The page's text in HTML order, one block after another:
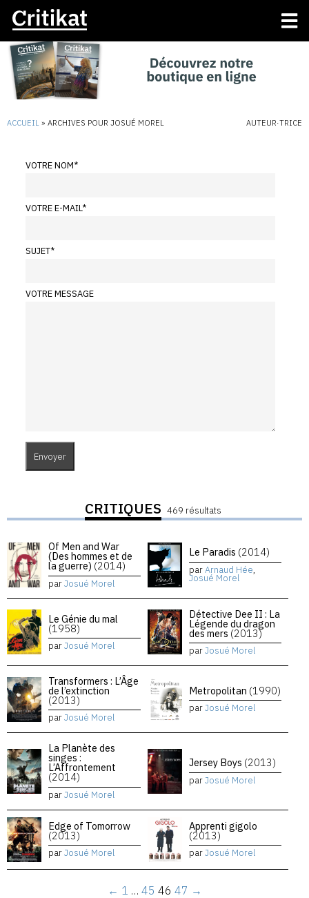
ACCUEIL » ARCHIVES POUR JOSUÉ MOREL AUTEUR·TRICE
VOTRE NOM*
VOTRE E-MAIL*
SUJET*
VOTRE MESSAGE
CRITIQUES 469 résultats
Of Men and War
(Des hommes et de
la guerre) (2014)
parJosué Morel
Le Paradis (2014)
parArnaud Hée,
Josué Morel
Le Génie du mal
(1958)
parJosué Morel
Détective Dee II : La
Légende du dragon
des mers (2013)
parJosué Morel
Transformers : L’Âge
de l’extinction
(2013)
parJosué Morel
Metropolitan (1990)
parJosué Morel
La Planète des
singes :
L’Affrontement
(2014)
parJosué Morel
Jersey Boys (2013)
parJosué Morel
Edge of Tomorrow
(2013)
parJosué Morel
Apprenti gigolo
(2013)
parJosué Morel
← 1 … 45 46 47 →